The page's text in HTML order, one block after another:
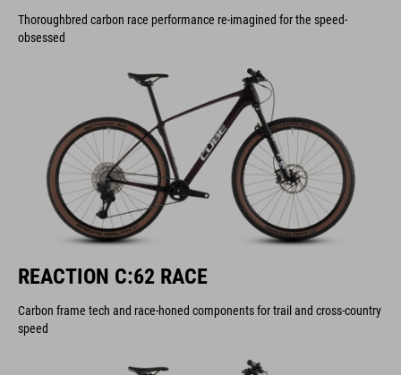
Thoroughbred carbon race performance re-imagined for the speed-
obsessed
REACTION C:62 RACE
Carbon frame tech and race-honed components for trail and cross-country
speed